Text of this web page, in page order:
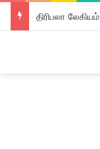
திரிபலா லேகியம்